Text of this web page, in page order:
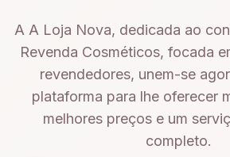
A A Loja Nova, dedicada ao
Revenda Cosméticos, focada
revendedores, unem-se
plataforma para lhe oferecer
melhores preços e um
completo.